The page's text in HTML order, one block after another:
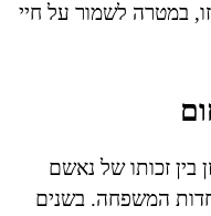
במטרה לשמור על חיי
בין זכותו של נאשם
המשפחה. בשנים